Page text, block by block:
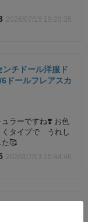
2026/07/15 19:20:35
チドール洋服ド
ドールフレアスカ
ラーですね❣️ お色
タイプで うれし
た🥰
2026/07/13 15:44:46
ブトップ